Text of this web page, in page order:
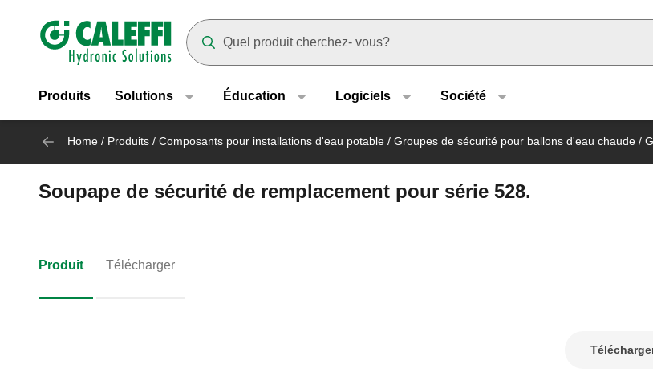
Header main navigation
Produits Solutions Éducation Logiciels Société
Home / Produits / Composants pour installations d'eau potable / Groupes de sécurité pour ballons d'eau chaude /
Soupape de sécurité de remplacement pour série 528.
Produit Télécharger